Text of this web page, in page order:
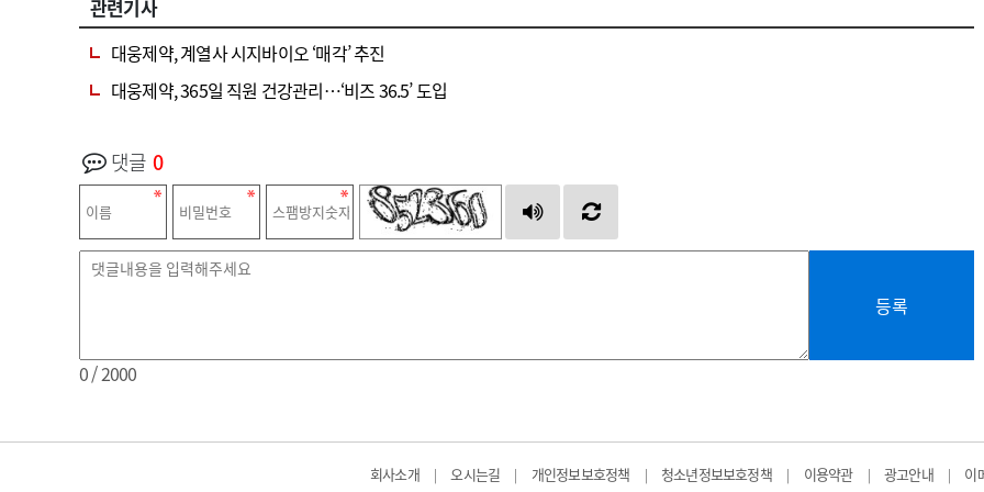
관련기사
대웅제약, 계열사 시지바이오 ‘매각’ 추진
대웅제약, 365일 직원 건강관리…‘비즈 36.5’ 도입
댓글 0
등록
0/ 2000
회사소개 | 오시는길 | 개인정보보호정책 | 청소년정보보호정책 | 이용약관 | 광고안내 | 이